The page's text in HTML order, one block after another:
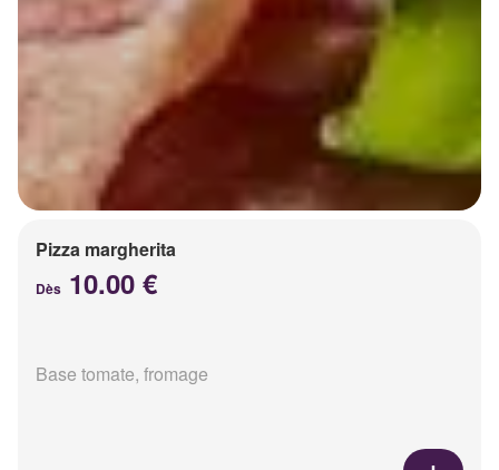
Pizza margherita
Dès 10.00 €
Base tomate, fromage